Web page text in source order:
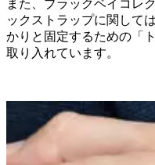
また、ブラックベイコレ
ックストラップに関して
かりと固定するための「
取り入れています。